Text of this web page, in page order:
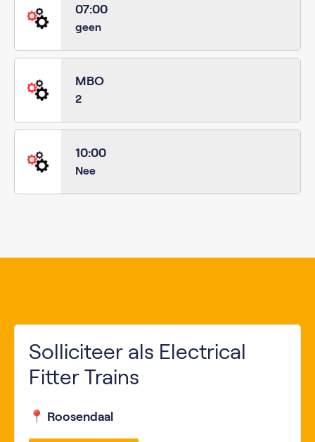
07:00
geen
MBO
2
10:00
Nee
Solliciteer als Electrical
Fitter Trains
📍 Roosendaal